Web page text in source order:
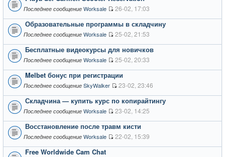
Последнее сообщение Worksale 26-02, 17:03
Образовательные программы в складчину
Последнее сообщение Worksale 25-02, 21:53
Бесплатные видеокурсы для новичков
Последнее сообщение Worksale 25-02, 20:33
Melbet бонус при регистрации
Последнее сообщение SkyWalker 23-02, 23:46
Складчина — купить курс по копирайтингу
Последнее сообщение Worksale 23-02, 14:25
Восстановление после травм кисти
Последнее сообщение Worksale 22-02, 15:39
Free Worldwide Cam Chat